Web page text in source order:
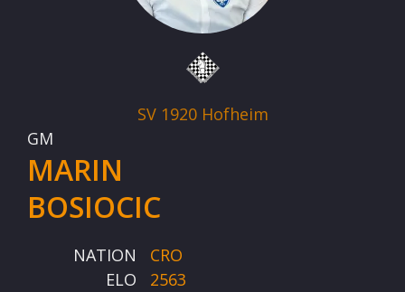
SV 1920 Hofheim
GM
MARIN
BOSIOCIC
NATION
CRO
ELO
2563